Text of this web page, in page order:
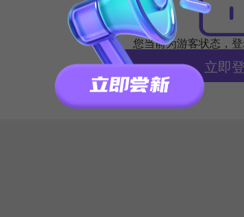
您当前为游客状态，
立即